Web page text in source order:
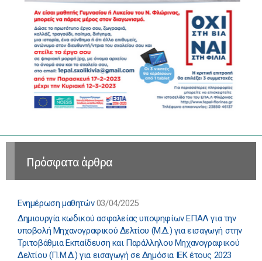
Πρόσφατα άρθρα
Ενημέρωση μαθητών 03/04/2025
Δημιουργία κωδικού ασφαλείας υποψηφίων ΕΠΑΛ για την
υποβολή Μηχανογραφικού Δελτίου (Μ.Δ.) για εισαγωγή στην
Τριτοβάθμια Εκπαίδευση και Παράλληλου Μηχανογραφικού
Δελτίου (Π.Μ.Δ.) για εισαγωγή σε Δημόσια ΙΕΚ έτους 2023